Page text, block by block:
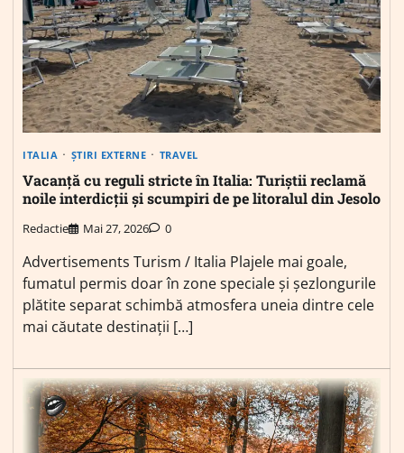
ITALIA ȘTIRI EXTERNE TRAVEL
Vacanță cu reguli stricte în Italia: Turiștii reclamă
noile interdicții și scumpiri de pe litoralul din Jesolo
Redactie Mai 27, 2026 0
Advertisements Turism / Italia Plajele mai goale,
fumatul permis doar în zone speciale și șezlongurile
plătite separat schimbă atmosfera uneia dintre cele
mai căutate destinații […]